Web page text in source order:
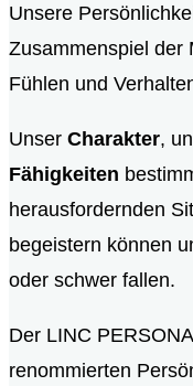
Unsere
Zusammenspiel der
Fühlen und
Unser Charakter,
Fähigkeiten
herausfordernden
begeistern können
oder schwer fallen.
Der LINC
renommierten